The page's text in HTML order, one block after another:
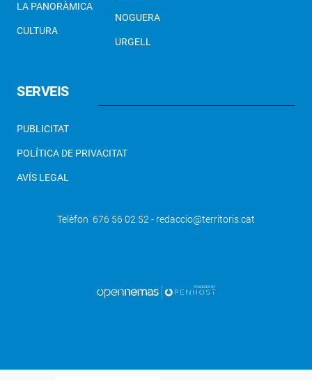
LA PANORÀMICA
CULTURA
NOGUERA
URGELL
SERVEIS
PUBLICITAT
POLÍTICA DE PRIVACITAT
AVÍS LEGAL
Telèfon 676 56 02 52 - redaccio@territoris.cat